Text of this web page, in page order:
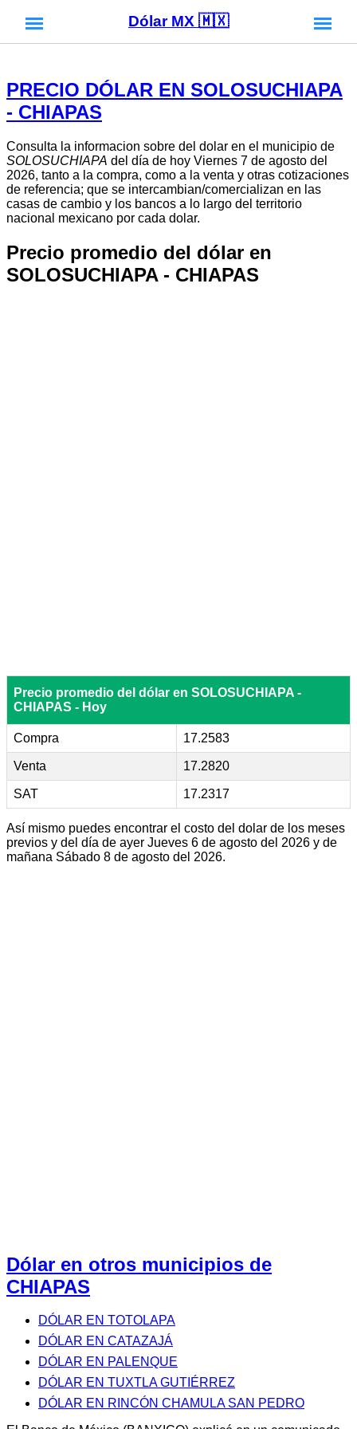
Dólar MX 🇲🇽
PRECIO DÓLAR EN SOLOSUCHIAPA
- CHIAPAS
Consulta la informacion sobre del dolar en el municipio de
SOLOSUCHIAPA del día de hoy Viernes 7 de agosto del
2026, tanto a la compra, como a la venta y otras cotizaciones
de referencia; que se intercambian/comercializan en las
casas de cambio y los bancos a lo largo del territorio
nacional mexicano por cada dolar.
Precio promedio del dólar en
SOLOSUCHIAPA - CHIAPAS
Precio promedio del dólar en SOLOSUCHIAPA -
CHIAPAS - Hoy
Compra 17.2583
Venta 17.2820
SAT 17.2317
Así mismo puedes encontrar el costo del dolar de los meses
previos y del día de ayer Jueves 6 de agosto del 2026 y de
mañana Sábado 8 de agosto del 2026.
Dólar en otros municipios de
CHIAPAS
DÓLAR EN TOTOLAPA
DÓLAR EN CATAZAJÁ
DÓLAR EN PALENQUE
DÓLAR EN TUXTLA GUTIÉRREZ
DÓLAR EN RINCÓN CHAMULA SAN PEDRO